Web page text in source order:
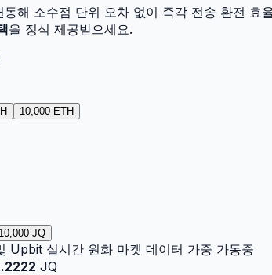
해 소수점 단위 오차 없이 즉각 전송 환전 효
을 정식 제공받으세요.
10,000 ETH
10,000 JQ
Upbit 실시간 원화 마켓 데이터 가중 가동중
JQ